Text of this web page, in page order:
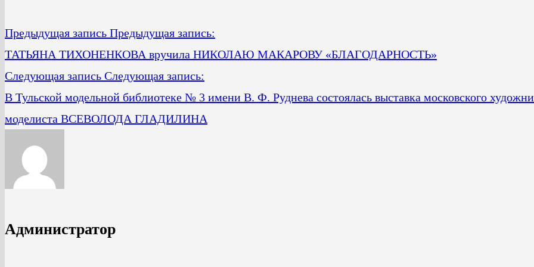
Предыдущая запись Предыдущая запись:
ТАТЬЯНА ТИХОНЕНКОВА вручила НИКОЛАЮ МАКАРОВУ «БЛАГОДАРНОСТЬ»
Следующая запись Следующая запись:
В Тульской модельной библиотеке № 3 имени В. Ф. Руднева состоялась выставка московского
моделиста ВСЕВОЛОДА ГЛАДИЛИНА
Администратор